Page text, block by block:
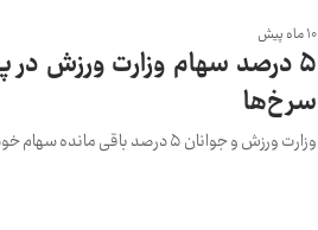
10 ماه پیش
۵ درصد سهام وزارت ورزش
سرخ‌ها
وزارت ورزش و جوانان ۵ درصد باقی مانده سهام خود در باشگاه پرسپولیس را نیز واگذار کرد.